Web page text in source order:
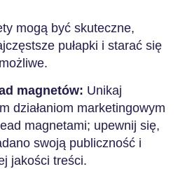
mogą być skuteczne,
pułapki i starać się
magnetów: Unikaj
działaniom marketingowym
magnetami; upewnij się,
swoją publiczność i
jakości treści.